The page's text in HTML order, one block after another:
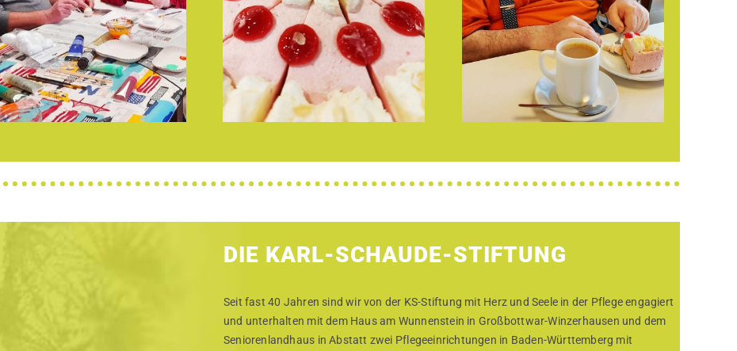
DIE KARL-SCHAUDE-STIFTUNG
Seit fast 40 Jahren sind wir von der KS-Stiftung mit Herz und Seele in der Pflege engagiert
und unterhalten mit dem Haus am Wunnenstein in Großbottwar-Winzerhausen und dem
Seniorenlandhaus in Abstatt zwei Pflegeeinrichtungen in Baden-Württemberg mit